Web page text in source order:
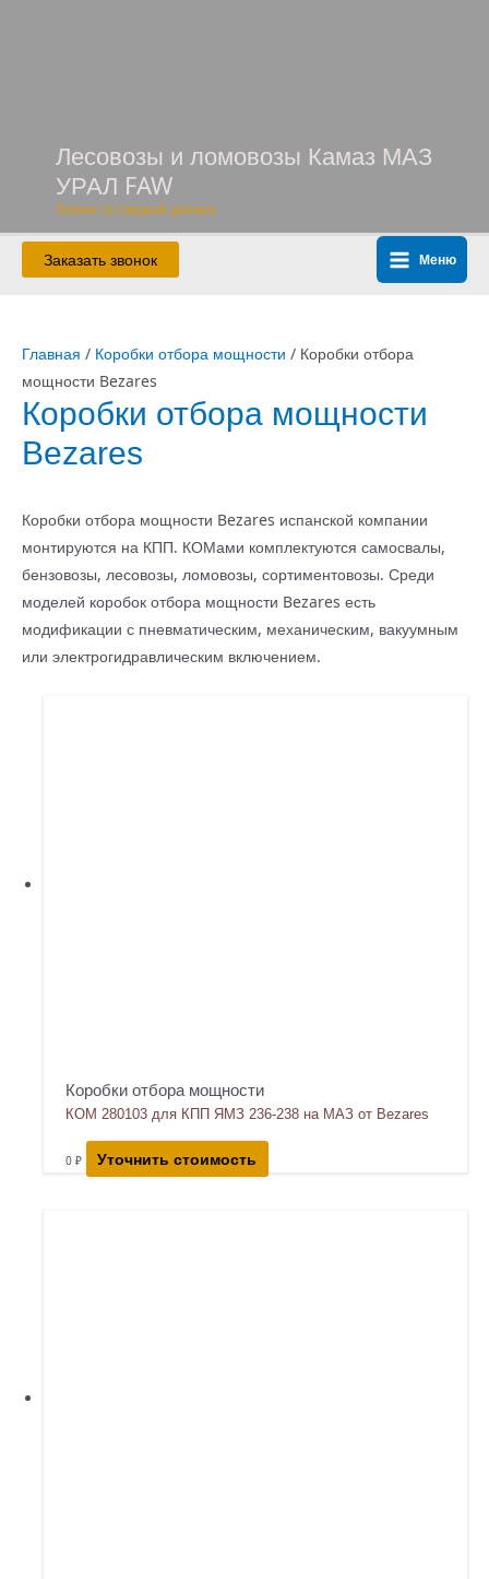
Лесовозы и ломовозы Камаз МАЗ
УРАЛ FAW
Лизинг со скидкой дилера
Заказать звонок
Main
Меню
Главная / Коробки отбора мощности / Коробки отбора
мощности Bezares
Коробки отбора мощности
Bezares
Коробки отбора мощности Bezares испанской компании
монтируются на КПП. КОМами комплектуются самосвалы,
бензовозы, лесовозы, ломовозы, сортиментовозы. Среди
моделей коробок отбора мощности Bezares есть
модификации с пневматическим, механическим, вакуумным
или электрогидравлическим включением.
Коробки отбора мощности
КОМ 280103 для КПП ЯМЗ 236-238 на МАЗ от Bezares
0 ₽ Уточнить стоимость